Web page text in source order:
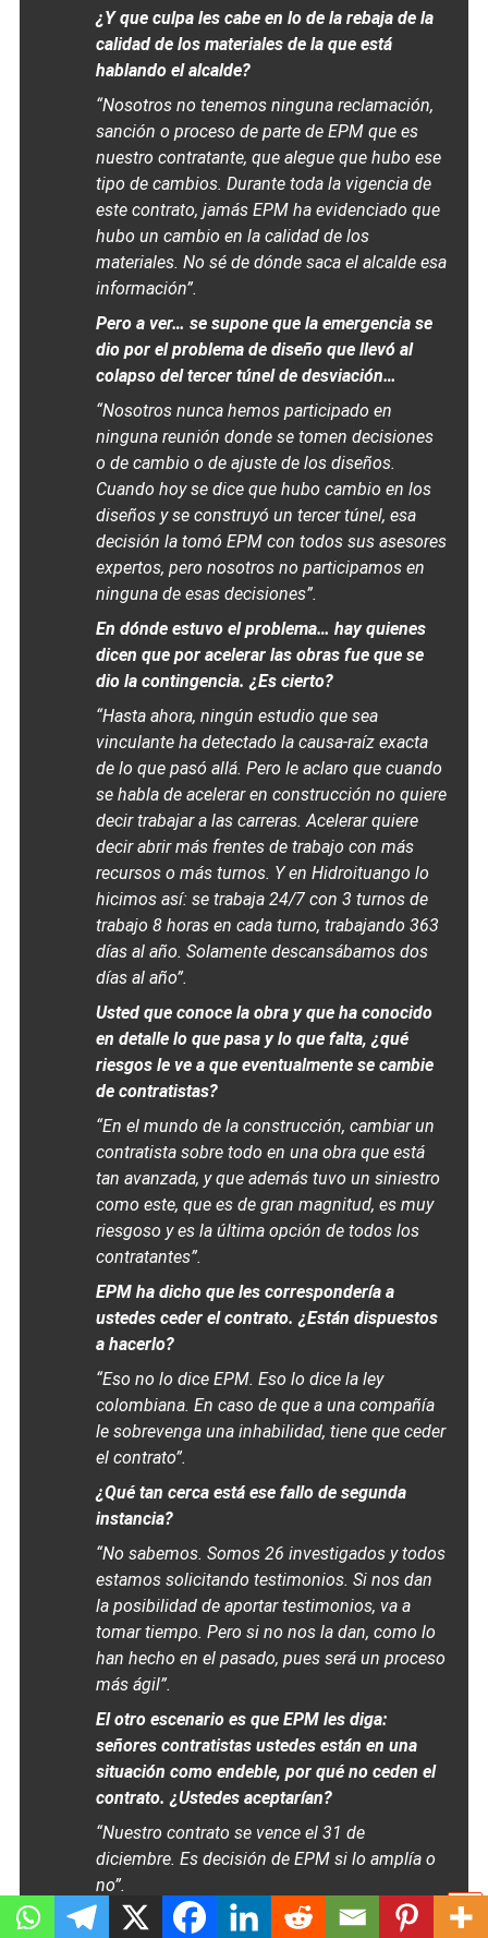
¿Y que culpa les cabe en lo de la rebaja de la
calidad de los materiales de la que está
hablando el alcalde?
“Nosotros no tenemos ninguna reclamación,
sanción o proceso de parte de EPM que es
nuestro contratante, que alegue que hubo ese
tipo de cambios. Durante toda la vigencia de
este contrato, jamás EPM ha evidenciado que
hubo un cambio en la calidad de los
materiales. No sé de dónde saca el alcalde esa
información”.
Pero a ver… se supone que la emergencia se
dio por el problema de diseño que llevó al
colapso del tercer túnel de desviación…
“Nosotros nunca hemos participado en
ninguna reunión donde se tomen decisiones
o de cambio o de ajuste de los diseños.
Cuando hoy se dice que hubo cambio en los
diseños y se construyó un tercer túnel, esa
decisión la tomó EPM con todos sus asesores
expertos, pero nosotros no participamos en
ninguna de esas decisiones”.
En dónde estuvo el problema… hay quienes
dicen que por acelerar las obras fue que se
dio la contingencia. ¿Es cierto?
“Hasta ahora, ningún estudio que sea
vinculante ha detectado la causa-raíz exacta
de lo que pasó allá. Pero le aclaro que cuando
se habla de acelerar en construcción no quiere
decir trabajar a las carreras. Acelerar quiere
decir abrir más frentes de trabajo con más
recursos o más turnos. Y en Hidroituango lo
hicimos así: se trabaja 24/7 con 3 turnos de
trabajo 8 horas en cada turno, trabajando 363
días al año. Solamente descansábamos dos
días al año”.
Usted que conoce la obra y que ha conocido
en detalle lo que pasa y lo que falta, ¿qué
riesgos le ve a que eventualmente se cambie
de contratistas?
“En el mundo de la construcción, cambiar un
contratista sobre todo en una obra que está
tan avanzada, y que además tuvo un siniestro
como este, que es de gran magnitud, es muy
riesgoso y es la última opción de todos los
contratantes”.
EPM ha dicho que les correspondería a
ustedes ceder el contrato. ¿Están dispuestos
a hacerlo?
“Eso no lo dice EPM. Eso lo dice la ley
colombiana. En caso de que a una compañía
le sobrevenga una inhabilidad, tiene que ceder
el contrato”.
¿Qué tan cerca está ese fallo de segunda
instancia?
“No sabemos. Somos 26 investigados y todos
estamos solicitando testimonios. Si nos dan
la posibilidad de aportar testimonios, va a
tomar tiempo. Pero si no nos la dan, como lo
han hecho en el pasado, pues será un proceso
más ágil”.
El otro escenario es que EPM les diga:
señores contratistas ustedes están en una
situación como endeble, por qué no ceden el
contrato. ¿Ustedes aceptarían?
“Nuestro contrato se vence el 31 de
diciembre. Es decisión de EPM si lo amplía o
no”.
¿Y en caso de que sí cambien contratistas